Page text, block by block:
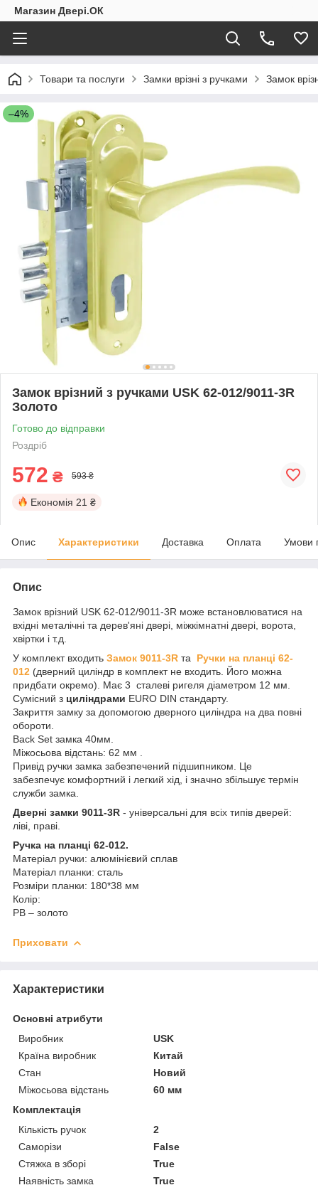
Магазин Двері.ОК
Товари та послуги Замки врізні з ручками Замок
–4%
Замок врізний з ручками USK 62-012/9011-3R
Золото
Готово до відправки
Роздріб
572 ₴ 593 ₴
Економія 21 ₴
Опис Характеристики Доставка Оплата Умови
Опис
Замок врізний USK 62-012/9011-3R може встановлюватися на
вхідні металічні та дерев'яні двері, міжкімнатні двері, ворота,
хвіртки і т.д.
У комплект входить Замок 9011-3R та Ручки на планці 62-
012 (дверний циліндр в комплект не входить. Його можна
придбати окремо). Має 3 сталеві ригеля діаметром 12 мм.
Сумісний з циліндрами EURO DIN стандарту.
Закриття замку за допомогою дверного циліндра на два повні
обороти.
Back Set замка 40мм.
Міжосьова відстань: 62 мм .
Привід ручки замка забезпечений підшипником. Це
забезпечує комфортний і легкий хід, і значно збільшує термін
служби замка.
Дверні замки 9011-3R - універсальні для всіх типів дверей:
ліві, праві.
Ручка на планці 62-012.
Матеріал ручки: алюмінієвий сплав
Матеріал планки: сталь
Розміри планки: 180*38 мм
Колір:
РВ – золото
Приховати
Характеристики
Основні атрибути
Виробник
USK
Країна виробник
Китай
Стан
Новий
Міжосьова відстань
60 мм
Комплектація
Кількість ручок
2
Саморізи
False
Стяжка в зборі
True
Наявність замка
True